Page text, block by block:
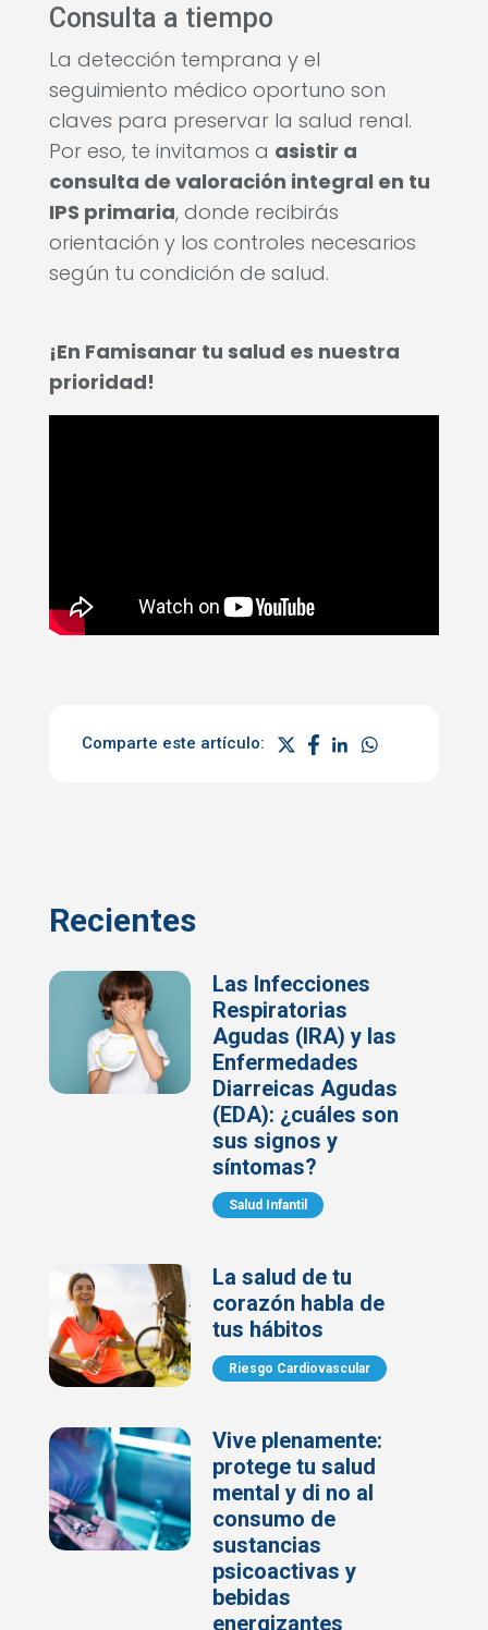
Consulta a tiempo
La detección temprana y el
seguimiento médico oportuno son
claves para preservar la salud renal.
Por eso, te invitamos a asistir a
consulta de valoración integral en tu
IPS primaria, donde recibirás
orientación y los controles necesarios
según tu condición de salud.
¡En Famisanar tu salud es nuestra
prioridad!
Comparte este artículo:
Recientes
Las Infecciones
Respiratorias
Agudas (IRA) y las
Enfermedades
Diarreicas Agudas
(EDA): ¿cuáles son
sus signos y
síntomas?
Salud Infantil
La salud de tu
corazón habla de
tus hábitos
Riesgo Cardiovascular
Vive plenamente:
protege tu salud
mental y di no al
consumo de
sustancias
psicoactivas y
bebidas
energizantes